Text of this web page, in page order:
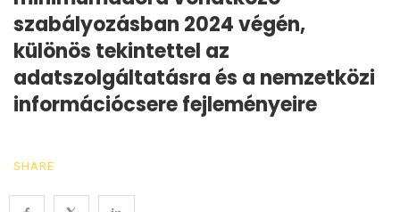
szabályozásban 2024 végén,
különös tekintettel az
adatszolgáltatásra és a nemzetközi
információcsere fejleményeire
SHARE